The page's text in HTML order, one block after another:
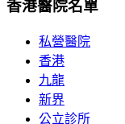
香港醫院名單
私營醫院
香港
九龍
新界
公立診所